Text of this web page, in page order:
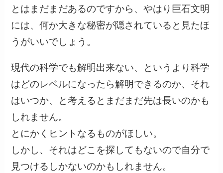
とはまだまだあるのですから、やはり巨石文明
には、何か大きな秘密が隠されていると見たほ
うがいいでしょう。
現代の科学でも解明出来ない、というより科学
はどのレベルになったら解明できるのか、それ
はいつか、と考えるとまだまだ先は長いのかも
しれません。
とにかくヒントなるものがほしい。
しかし、それはどこを探してもないので自分で
見つけるしかないのかもしれません。